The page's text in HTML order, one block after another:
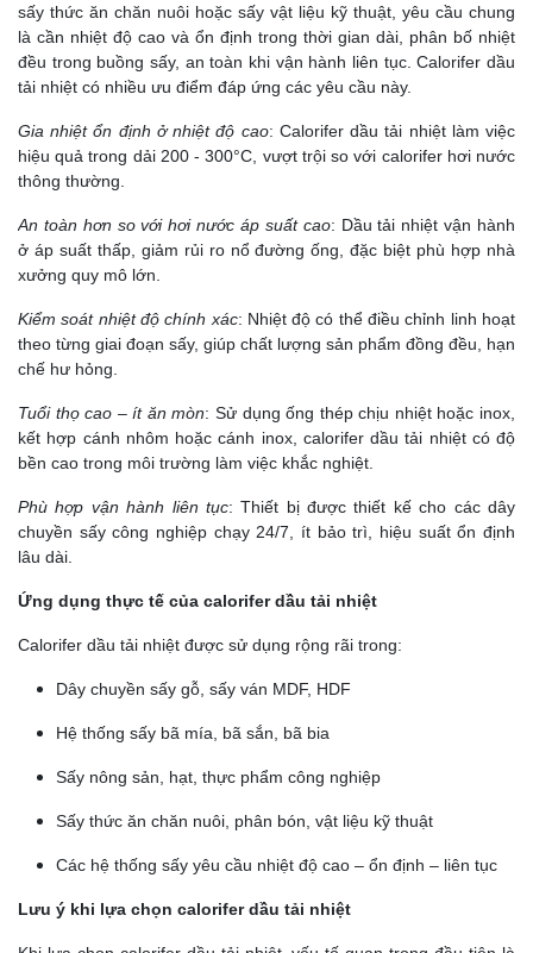
sấy thức ăn chăn nuôi hoặc sấy vật liệu kỹ thuật, yêu cầu chung
là cần nhiệt độ cao và ổn định trong thời gian dài, phân bố nhiệt
đều trong buồng sấy, an toàn khi vận hành liên tục.Calorifer dầu
tải nhiệt có nhiều ưu điểm đáp ứng các yêu cầu này.
Gia nhiệt ổn định ở nhiệt độ cao: Calorifer dầu tải nhiệt làm việc
hiệu quả trong dải 200 - 300°C, vượt trội so với calorifer hơi nước
thông thường.
An toàn hơn so với hơi nước áp suất cao: Dầu tải nhiệt vận hành
ở áp suất thấp, giảm rủi ro nổ đường ống, đặc biệt phù hợp nhà
xưởng quy mô lớn.
Kiểm soát nhiệt độ chính xác: Nhiệt độ có thể điều chỉnh linh hoạt
theo từng giai đoạn sấy, giúp chất lượng sản phẩm đồng đều, hạn
chế hư hỏng.
Tuổi thọ cao – ít ăn mòn: Sử dụng ống thép chịu nhiệt hoặc inox,
kết hợp cánh nhôm hoặc cánh inox, calorifer dầu tải nhiệt có độ
bền cao trong môi trường làm việc khắc nghiệt.
Phù hợp vận hành liên tục: Thiết bị được thiết kế cho các dây
chuyền sấy công nghiệp chạy 24/7, ít bảo trì, hiệu suất ổn định
lâu dài.
Ứng dụng thực tế của calorifer dầu tải nhiệt
Calorifer dầu tải nhiệt được sử dụng rộng rãi trong:
Dây chuyền sấy gỗ, sấy ván MDF, HDF
Hệ thống sấy bã mía, bã sắn, bã bia
Sấy nông sản, hạt, thực phẩm công nghiệp
Sấy thức ăn chăn nuôi, phân bón, vật liệu kỹ thuật
Các hệ thống sấy yêu cầu nhiệt độ cao – ổn định – liên tục
Lưu ý khi lựa chọn calorifer dầu tải nhiệt